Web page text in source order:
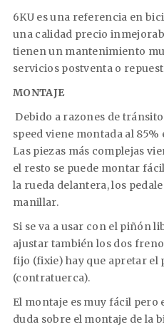
6KU es una referencia en
una calidad precio
tienen un mantenimiento
servicios postventa o
MONTAJE
Debido a razones de
speed viene montada al
Las piezas más complejas
el resto se puede montar
la rueda delantera, los
manillar.
Si se va a usar con el piñón
ajustar también los dos
fijo (fixie) hay que apretar el
(contratuerca).
El montaje es muy fácil pero
duda sobre el montaje de la